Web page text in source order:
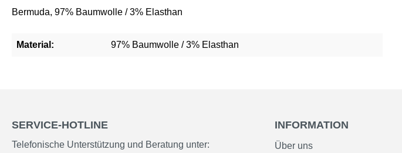
Bermuda, 97% Baumwolle / 3% Elasthan
Material: 97% Baumwolle / 3% Elasthan
SERVICE-HOTLINE
Telefonische Unterstützung und Beratung unter:
INFORMATION
Über uns